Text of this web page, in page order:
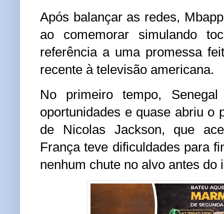
Após balançar as redes,
ao comemorar simulando
referência a uma promessa
recente à televisão americana.
No primeiro tempo,
oportunidades e quase abriu o
de Nicolas Jackson, que
França teve dificuldades para
nenhum chute no alvo antes do